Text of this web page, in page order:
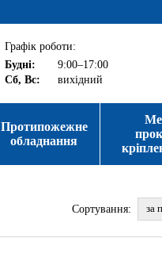
Графік роботи:
Будні:
9:00–17:00
Сб, Вс:
вихідний
Протипожежне
обладнання
Сортування: за